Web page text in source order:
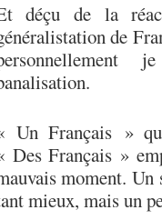
déçu de la
de
Un Français »
Des Français »
moment. Un
mieux, mais un